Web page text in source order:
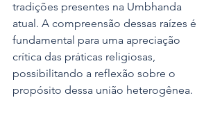
tradições presentes na Umbhanda
atual. A compreensão dessas raízes é
fundamental para uma apreciação
crítica das práticas religiosas,
possibilitando a reflexão sobre o
propósito dessa união heterogênea.